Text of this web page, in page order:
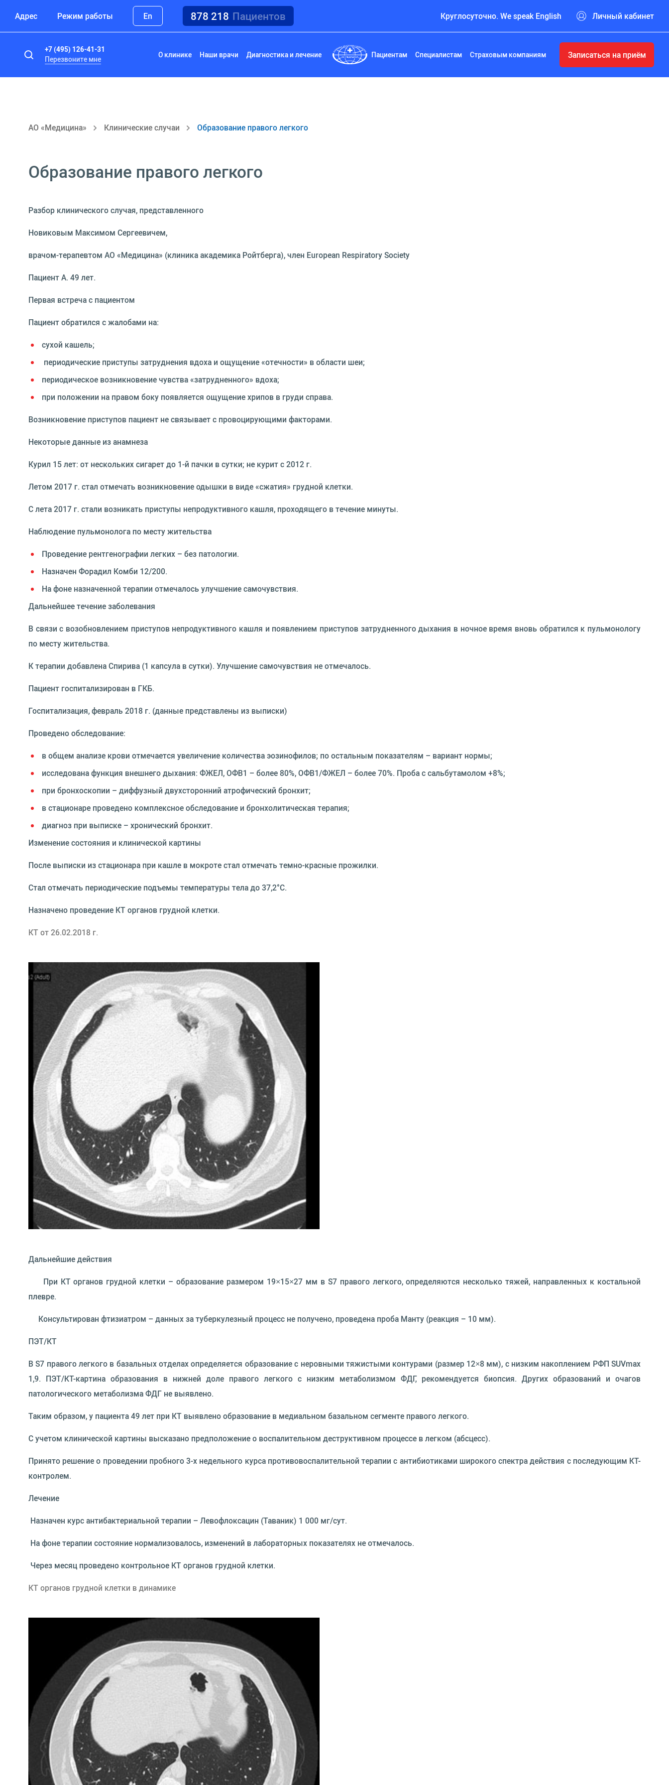
Адрес Режим работы En 878 218 Пациентов Круглосуточно. We speak English Личный кабинет
+7 (495) 126-41-31
Перезвоните мне
О клинике Наши врачи Диагностика и лечение Пациентам Специалистам Страховым компаниям Записаться на приём
АО «Медицина» Клинические случаи Образование правого легкого
Образование правого легкого
Разбор клинического случая, представленного
Новиковым Максимом Сергеевичем,
врачом-терапевтом АО «Медицина» (клиника академика Ройтберга), член European Respiratory Society
Пациент А. 49 лет.
Первая встреча с пациентом
Пациент обратился с жалобами на:
сухой кашель;
периодические приступы затруднения вдоха и ощущение «отечности» в области шеи;
периодическое возникновение чувства «затрудненного» вдоха;
при положении на правом боку появляется ощущение хрипов в груди справа.
Возникновение приступов пациент не связывает с провоцирующими факторами.
Некоторые данные из анамнеза
Курил 15 лет: от нескольких сигарет до 1-й пачки в сутки; не курит с 2012 г.
Летом 2017 г. стал отмечать возникновение одышки в виде «сжатия» грудной клетки.
С лета 2017 г. стали возникать приступы непродуктивного кашля, проходящего в течение минуты.
Наблюдение пульмонолога по месту жительства
Проведение рентгенографии легких – без патологии.
Назначен Форадил Комби 12/200.
На фоне назначенной терапии отмечалось улучшение самочувствия.
Дальнейшее течение заболевания
В связи с возобновлением приступов непродуктивного кашля и появлением приступов затрудненного дыхания в ночное время вновь обратился к пульмонологу
по месту жительства.
К терапии добавлена Спирива (1 капсула в сутки). Улучшение самочувствия не отмечалось.
Пациент госпитализирован в ГКБ.
Госпитализация, февраль 2018 г. (данные представлены из выписки)
Проведено обследование:
в общем анализе крови отмечается увеличение количества эозинофилов; по остальным показателям – вариант нормы;
исследована функция внешнего дыхания: ФЖЕЛ, ОФВ1 – более 80%, ОФВ1/ФЖЕЛ – более 70%. Проба с сальбутамолом +8%;
при бронхоскопии – диффузный двухсторонний атрофический бронхит;
в стационаре проведено комплексное обследование и бронхолитическая терапия;
диагноз при выписке – хронический бронхит.
Изменение состояния и клинической картины
После выписки из стационара при кашле в мокроте стал отмечать темно-красные прожилки.
Стал отмечать периодические подъемы температуры тела до 37,2°С.
Назначено проведение КТ органов грудной клетки.
КТ от 26.02.2018 г.
Дальнейшие действия
 При КТ органов грудной клетки – образование размером 19×15×27 мм в S7 правого легкого, определяются несколько тяжей, направленных к костальной
плевре.
 Консультирован фтизиатром – данных за туберкулезный процесс не получено, проведена проба Манту (реакция – 10 мм).
ПЭТ/КТ
В S7 правого легкого в базальных отделах определяется образование с неровными тяжистыми контурами (размер 12×8 мм), с низким накоплением РФП SUVmax
1,9. ПЭТ/КТ-картина образования в нижней доле правого легкого с низким метаболизмом ФДГ, рекомендуется биопсия. Других образований и очагов
патологического метаболизма ФДГ не выявлено.
Таким образом, у пациента 49 лет при КТ выявлено образование в медиальном базальном сегменте правого легкого.
С учетом клинической картины высказано предположение о воспалительном деструктивном процессе в легком (абсцесс).
Принято решение о проведении пробного 3-х недельного курса противовоспалительной терапии с антибиотиками широкого спектра действия с последующим КТ-
контролем.
Лечение
 Назначен курс антибактериальной терапии – Левофлоксацин (Таваник) 1 000 мг/сут.
 На фоне терапии состояние нормализовалось, изменений в лабораторных показателях не отмечалось.
 Через месяц проведено контрольное КТ органов грудной клетки.
КТ органов грудной клетки в динамике